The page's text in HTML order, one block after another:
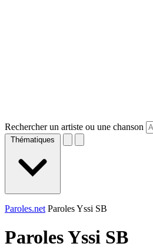
Rechercher un artiste ou une chanson
Thématiques
Paroles.net Paroles Yssi SB
ParolesYssi SB